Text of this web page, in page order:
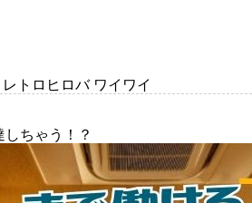
トロヒロバ ワイワイ
ちゃう！？